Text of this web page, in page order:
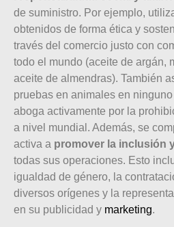
de suministro. Por ejemplo,
obtenidos de forma ética y
través del comercio justo con
todo el mundo (aceite de argán,
aceite de almendras). También
pruebas en animales en
aboga activamente por la
a nivel mundial. Además, se
activa a promover la inclusión
todas sus operaciones. Esto
igualdad de género, la
diversos orígenes y la
en su publicidad y marketing.